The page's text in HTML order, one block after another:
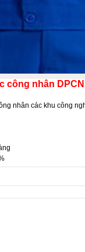
công nhân
nhân các khu công